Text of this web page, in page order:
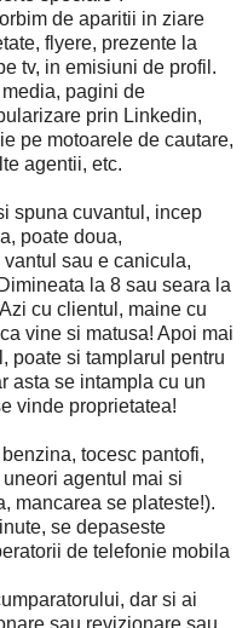
de aparitii in ziare
flyere, prezente la
tv, in emisiuni de profil.
pagini de
prin Linkedin,
pe motoarele de cautare,
agentii, etc.
spuna cuvantul, incep
poate doua,
sau e canicula,
la 8 sau seara la
cu clientul, maine cu
vine si matusa! Apoi mai
poate si tamplarul pentru
asta se intampla cu un
vinde proprietatea!
tocesc pantofi,
agentul mai si
mancarea se plateste!).
se depaseste
de telefonie mobila
dar si ai
sau revizionare sau